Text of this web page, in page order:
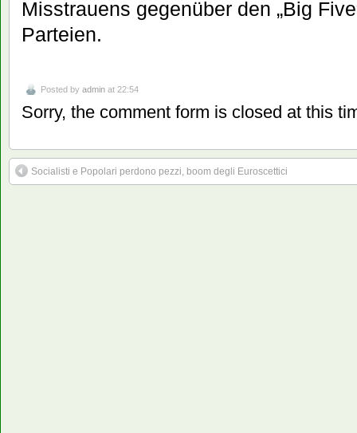
Misstrauens gegenüber den „Big
Parteien.
Posted by admin at 22:54
Sorry, the comment form is closed at this
Socialisti e Popolari perdono pezzi, boom degli Euroscettici